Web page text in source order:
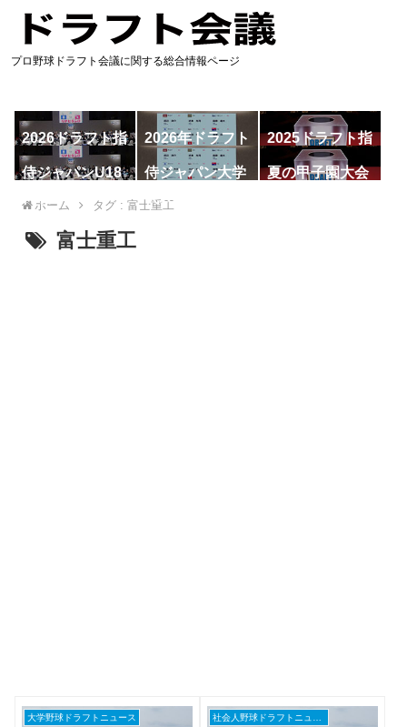
プロ野球ドラフト会議に関する総合情報ページ
2026ドラフト指
名予想
2026年ドラフト
候補
2025ドラフト指
名一覧
侍ジャパンU18
代表
侍ジャパン大学
代表
夏の甲子園大会
ホーム タグ : 富士重工
富士重工
大学野球ドラフトニュース